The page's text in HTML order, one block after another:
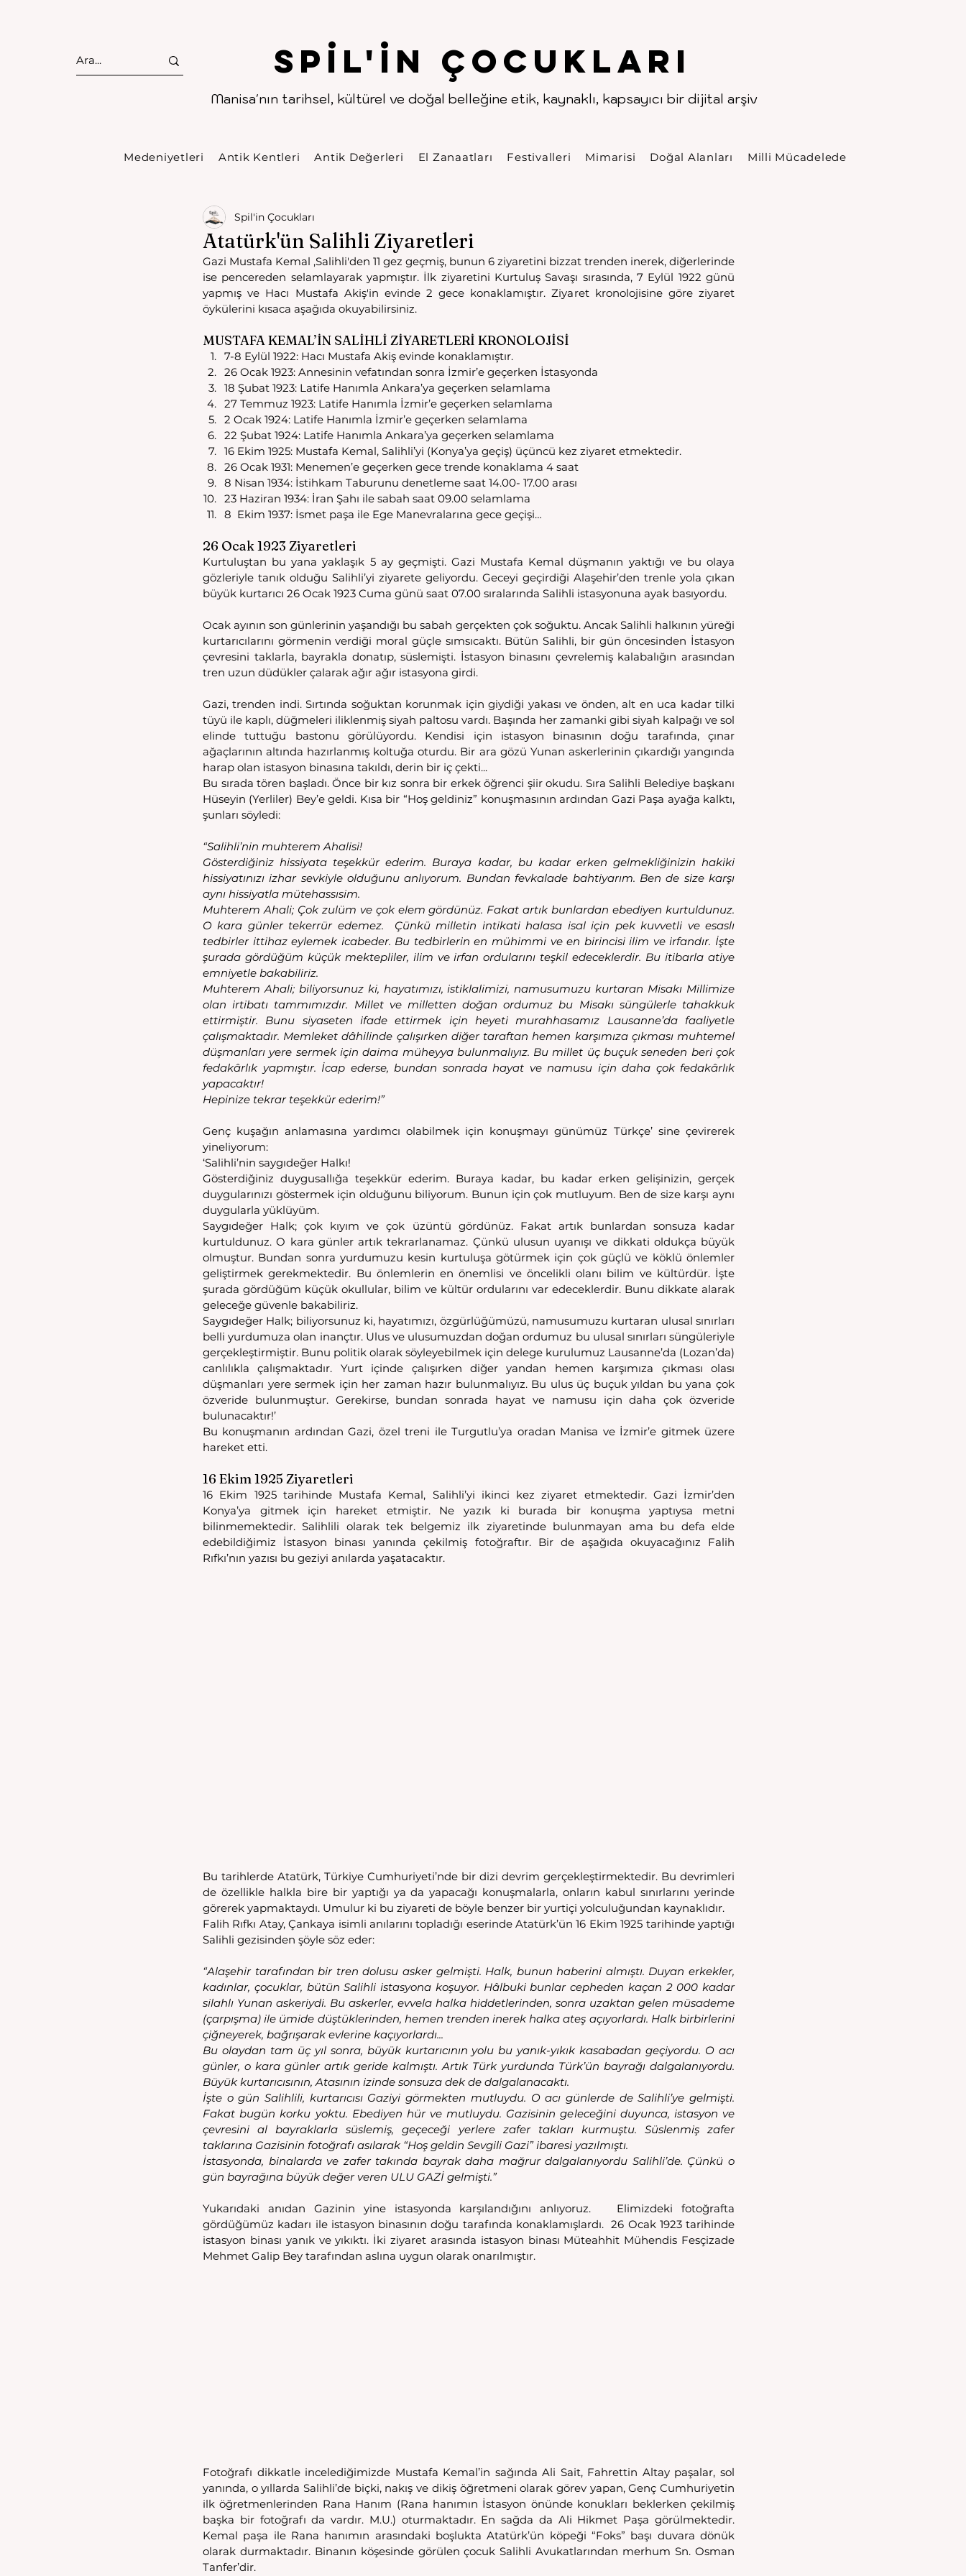
Spıl'in Çocukları
Manisa'nın tarihsel, kültürel ve doğal belleğine etik, kaynaklı, kapsayıcı bir dijital arşiv
. .
Medeniyetleri Antik Kentleri Antik Değerleri El Zanaatları Festivalleri Mimarisi Doğal Alanları Milli Mücadelede
Atatürk'ün Salihli Ziyaretleri
Spil'in Çocukları
Gazi Mustafa Kemal ,Salihli'den 11 gez geçmiş, bunun 6 ziyaretini bizzat trenden inerek, diğerlerinde
ise pencereden selamlayarak yapmıştır. İlk ziyaretini Kurtuluş Savaşı sırasında, 7 Eylül 1922 günü
yapmış ve Hacı Mustafa Akiş'in evinde 2 gece konaklamıştır. Ziyaret kronolojisine göre ziyaret
öykülerini kısaca aşağıda okuyabilirsiniz.
MUSTAFA KEMAL’İN SALİHLİ ZİYARETLERİ KRONOLOJİSİ
7-8 Eylül 1922: Hacı Mustafa Akiş evinde konaklamıştır.
26 Ocak 1923: Annesinin vefatından sonra İzmir’e geçerken İstasyonda
18 Şubat 1923: Latife Hanımla Ankara’ya geçerken selamlama
27 Temmuz 1923: Latife Hanımla İzmir’e geçerken selamlama
2 Ocak 1924: Latife Hanımla İzmir’e geçerken selamlama
22 Şubat 1924: Latife Hanımla Ankara’ya geçerken selamlama
16 Ekim 1925: Mustafa Kemal, Salihli’yi (Konya’ya geçiş) üçüncü kez ziyaret etmektedir.
26 Ocak 1931: Menemen’e geçerken gece trende konaklama 4 saat
8 Nisan 1934: İstihkam Taburunu denetleme saat 14.00- 17.00 arası
23 Haziran 1934: İran Şahı ile sabah saat 09.00 selamlama
8  Ekim 1937: İsmet paşa ile Ege Manevralarına gece geçişi…
26 Ocak 1923 Ziyaretleri
Kurtuluştan bu yana yaklaşık 5 ay geçmişti. Gazi Mustafa Kemal düşmanın yaktığı ve bu olaya
gözleriyle tanık olduğu Salihli’yi ziyarete geliyordu. Geceyi geçirdiği Alaşehir’den trenle yola çıkan
büyük kurtarıcı 26 Ocak 1923 Cuma günü saat 07.00 sıralarında Salihli istasyonuna ayak basıyordu.
Ocak ayının son günlerinin yaşandığı bu sabah gerçekten çok soğuktu. Ancak Salihli halkının yüreği
kurtarıcılarını görmenin verdiği moral güçle sımsıcaktı. Bütün Salihli, bir gün öncesinden İstasyon
çevresini taklarla, bayrakla donatıp, süslemişti. İstasyon binasını çevrelemiş kalabalığın arasından
tren uzun düdükler çalarak ağır ağır istasyona girdi.
Gazi, trenden indi. Sırtında soğuktan korunmak için giydiği yakası ve önden, alt en uca kadar tilki
tüyü ile kaplı, düğmeleri iliklenmiş siyah paltosu vardı. Başında her zamanki gibi siyah kalpağı ve sol
elinde tuttuğu bastonu görülüyordu. Kendisi için istasyon binasının doğu tarafında, çınar
ağaçlarının altında hazırlanmış koltuğa oturdu. Bir ara gözü Yunan askerlerinin çıkardığı yangında
harap olan istasyon binasına takıldı, derin bir iç çekti...
Bu sırada tören başladı. Önce bir kız sonra bir erkek öğrenci şiir okudu. Sıra Salihli Belediye başkanı
Hüseyin (Yerliler) Bey’e geldi. Kısa bir “Hoş geldiniz” konuşmasının ardından Gazi Paşa ayağa kalktı,
şunları söyledi:
“Salihli’nin muhterem Ahalisi!
Gösterdiğiniz hissiyata teşekkür ederim. Buraya kadar, bu kadar erken gelmekliğinizin hakiki
hissiyatınızı izhar sevkiyle olduğunu anlıyorum. Bundan fevkalade bahtiyarım. Ben de size karşı
aynı hissiyatla mütehassısim.
Muhterem Ahali; Çok zulüm ve çok elem gördünüz. Fakat artık bunlardan ebediyen kurtuldunuz.
O kara günler tekerrür edemez.  Çünkü milletin intikati halasa isal için pek kuvvetli ve esaslı
tedbirler ittihaz eylemek icabeder. Bu tedbirlerin en mühimmi ve en birincisi ilim ve irfandır. İşte
şurada gördüğüm küçük mektepliler, ilim ve irfan ordularını teşkil edeceklerdir. Bu itibarla atiye
emniyetle bakabiliriz.
Muhterem Ahali; biliyorsunuz ki, hayatımızı, istiklalimizi, namusumuzu kurtaran Misakı Millimize
olan irtibatı tammımızdır. Millet ve milletten doğan ordumuz bu Misakı süngülerle tahakkuk
ettirmiştir. Bunu siyaseten ifade ettirmek için heyeti murahhasamız Lausanne’da faaliyetle
çalışmaktadır. Memleket dâhilinde çalışırken diğer taraftan hemen karşımıza çıkması muhtemel
düşmanları yere sermek için daima müheyya bulunmalıyız. Bu millet üç buçuk seneden beri çok
fedakârlık yapmıştır. İcap ederse, bundan sonrada hayat ve namusu için daha çok fedakârlık
yapacaktır!
Hepinize tekrar teşekkür ederim!”
Genç kuşağın anlamasına yardımcı olabilmek için konuşmayı günümüz Türkçe’ sine çevirerek
yineliyorum:
‘Salihli’nin saygıdeğer Halkı!
Gösterdiğiniz duygusallığa teşekkür ederim. Buraya kadar, bu kadar erken gelişinizin, gerçek
duygularınızı göstermek için olduğunu biliyorum. Bunun için çok mutluyum. Ben de size karşı aynı
duygularla yüklüyüm.
Saygıdeğer Halk; çok kıyım ve çok üzüntü gördünüz. Fakat artık bunlardan sonsuza kadar
kurtuldunuz. O kara günler artık tekrarlanamaz. Çünkü ulusun uyanışı ve dikkati oldukça büyük
olmuştur. Bundan sonra yurdumuzu kesin kurtuluşa götürmek için çok güçlü ve köklü önlemler
geliştirmek gerekmektedir. Bu önlemlerin en önemlisi ve öncelikli olanı bilim ve kültürdür. İşte
şurada gördüğüm küçük okullular, bilim ve kültür ordularını var edeceklerdir. Bunu dikkate alarak
geleceğe güvenle bakabiliriz.
Saygıdeğer Halk; biliyorsunuz ki, hayatımızı, özgürlüğümüzü, namusumuzu kurtaran ulusal sınırları
belli yurdumuza olan inançtır. Ulus ve ulusumuzdan doğan ordumuz bu ulusal sınırları süngüleriyle
gerçekleştirmiştir. Bunu politik olarak söyleyebilmek için delege kurulumuz Lausanne’da (Lozan’da)
canlılıkla çalışmaktadır. Yurt içinde çalışırken diğer yandan hemen karşımıza çıkması olası
düşmanları yere sermek için her zaman hazır bulunmalıyız. Bu ulus üç buçuk yıldan bu yana çok
özveride bulunmuştur. Gerekirse, bundan sonrada hayat ve namusu için daha çok özveride
bulunacaktır!’
Bu konuşmanın ardından Gazi, özel treni ile Turgutlu’ya oradan Manisa ve İzmir’e gitmek üzere
hareket etti.
16 Ekim 1925 Ziyaretleri
16 Ekim 1925 tarihinde Mustafa Kemal, Salihli’yi ikinci kez ziyaret etmektedir. Gazi İzmir’den
Konya’ya gitmek için hareket etmiştir. Ne yazık ki burada bir konuşma yaptıysa metni
bilinmemektedir. Salihlili olarak tek belgemiz ilk ziyaretinde bulunmayan ama bu defa elde
edebildiğimiz İstasyon binası yanında çekilmiş fotoğraftır. Bir de aşağıda okuyacağınız Falih
Rıfkı’nın yazısı bu geziyi anılarda yaşatacaktır.
Bu tarihlerde Atatürk, Türkiye Cumhuriyeti’nde bir dizi devrim gerçekleştirmektedir. Bu devrimleri
de özellikle halkla bire bir yaptığı ya da yapacağı konuşmalarla, onların kabul sınırlarını yerinde
görerek yapmaktaydı. Umulur ki bu ziyareti de böyle benzer bir yurtiçi yolculuğundan kaynaklıdır.
Falih Rıfkı Atay, Çankaya isimli anılarını topladığı eserinde Atatürk’ün 16 Ekim 1925 tarihinde yaptığı
Salihli gezisinden şöyle söz eder:
“Alaşehir tarafından bir tren dolusu asker gelmişti. Halk, bunun haberini almıştı. Duyan erkekler,
kadınlar, çocuklar, bütün Salihli istasyona koşuyor. Hâlbuki bunlar cepheden kaçan 2 000 kadar
silahlı Yunan askeriydi. Bu askerler, evvela halka hiddetlerinden, sonra uzaktan gelen müsademe
(çarpışma) ile ümide düştüklerinden, hemen trenden inerek halka ateş açıyorlardı. Halk birbirlerini
çiğneyerek, bağrışarak evlerine kaçıyorlardı...
Bu olaydan tam üç yıl sonra, büyük kurtarıcının yolu bu yanık-yıkık kasabadan geçiyordu. O acı
günler, o kara günler artık geride kalmıştı. Artık Türk yurdunda Türk’ün bayrağı dalgalanıyordu.
Büyük kurtarıcısının, Atasının izinde sonsuza dek de dalgalanacaktı.
İşte o gün Salihlili, kurtarıcısı Gaziyi görmekten mutluydu. O acı günlerde de Salihli’ye gelmişti.
Fakat bugün korku yoktu. Ebediyen hür ve mutluydu. Gazisinin geleceğini duyunca, istasyon ve
çevresini al bayraklarla süslemiş, geçeceği yerlere zafer takları kurmuştu. Süslenmiş zafer
taklarına Gazisinin fotoğrafı asılarak “Hoş geldin Sevgili Gazi” ibaresi yazılmıştı.
İstasyonda, binalarda ve zafer takında bayrak daha mağrur dalgalanıyordu Salihli’de. Çünkü o
gün bayrağına büyük değer veren ULU GAZİ gelmişti.”
Yukarıdaki anıdan Gazinin yine istasyonda karşılandığını anlıyoruz.   Elimizdeki fotoğrafta
gördüğümüz kadarı ile istasyon binasının doğu tarafında konaklamışlardı.  26 Ocak 1923 tarihinde
istasyon binası yanık ve yıkıktı. İki ziyaret arasında istasyon binası Müteahhit Mühendis Fesçizade
Mehmet Galip Bey tarafından aslına uygun olarak onarılmıştır.
Fotoğrafı dikkatle incelediğimizde Mustafa Kemal’in sağında Ali Sait, Fahrettin Altay paşalar, sol
yanında, o yıllarda Salihli’de biçki, nakış ve dikiş öğretmeni olarak görev yapan, Genç Cumhuriyetin
ilk öğretmenlerinden Rana Hanım (Rana hanımın İstasyon önünde konukları beklerken çekilmiş
başka bir fotoğrafı da vardır. M.U.) oturmaktadır. En sağda da Ali Hikmet Paşa görülmektedir.
Kemal paşa ile Rana hanımın arasındaki boşlukta Atatürk’ün köpeği “Foks” başı duvara dönük
olarak durmaktadır. Binanın köşesinde görülen çocuk Salihli Avukatlarından merhum Sn. Osman
Tanfer’dir.